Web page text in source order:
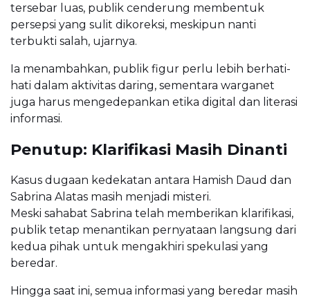
tersebar luas, publik cenderung membentuk
persepsi yang sulit dikoreksi, meskipun nanti
terbukti salah, ujarnya.
Ia menambahkan, publik figur perlu lebih berhati-
hati dalam aktivitas daring, sementara warganet
juga harus mengedepankan etika digital dan literasi
informasi.
Penutup: Klarifikasi Masih Dinanti
Kasus dugaan kedekatan antara Hamish Daud dan
Sabrina Alatas masih menjadi misteri.
Meski sahabat Sabrina telah memberikan klarifikasi,
publik tetap menantikan pernyataan langsung dari
kedua pihak untuk mengakhiri spekulasi yang
beredar.
Hingga saat ini, semua informasi yang beredar masih